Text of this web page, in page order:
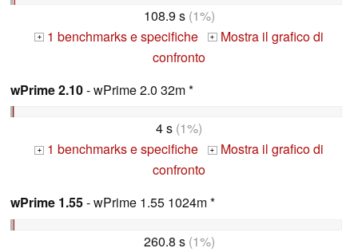
108.9 s(1%)
+ 1 benchmarks e specifiche + Mostra il grafico di
confronto
wPrime 2.10- wPrime 2.0 32m *
4 s (1%)
+ 1 benchmarks e specifiche + Mostra il grafico di
confronto
wPrime 1.55- wPrime 1.55 1024m *
260.8 s(1%)